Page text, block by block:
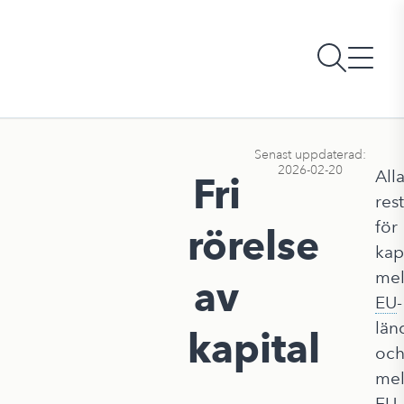
Fri
rörelse
av
kapital
Senast uppdaterad:
2026-02-20
Alla
för
EU-
och